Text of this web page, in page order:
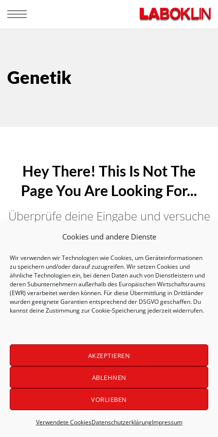
Cookies und andere Dienste
Wir verwenden wir Technologien wie Cookies, um Geräteinformationen
zu speichern und/oder darauf zuzugreifen. Wir setzen Cookies und
ähnliche Technologien ein, bei denen Daten auch von Dienstleistern und
deren Subunternehmern außerhalb des Europäischen Wirtschaftsraums
(EWR) verarbeitet werden können. Für diese Übermittlung in Drittländer
wurden geeignete Garantien entsprechend der DSGVO geschaffen. Du
kannst deine Zustimmung zur Cookie-Speicherung jederzeit widerrufen.
AKZEPTIEREN
ABLEHNEN
VORLIEBEN
Verwendete CookiesDatenschutzerklärungImpressum
Genetik
Hey There! This Is Not The
Page You Are Looking For...
Überprüfe deine Eingabe und versuche
es erneut.
Verwendete Cookies